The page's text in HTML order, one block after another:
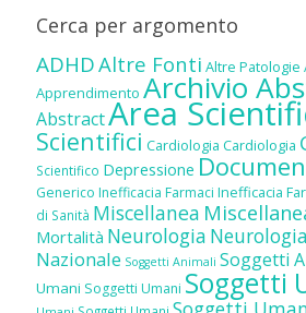
Cerca per argomento
ADHDAltre Fonti Altre Patologie
Apprendimento Archivio
AbstractArea
Scientifici Cardiologia Cardiologia
Scientifico Depressione
Generico Inefficacia Farmaci Inefficacia
di Sanità Miscellanea
Mortalità Neurologia Neurologia
Nazionale Soggetti Animali Soggetti
Umani Soggetti Umani Soggetti